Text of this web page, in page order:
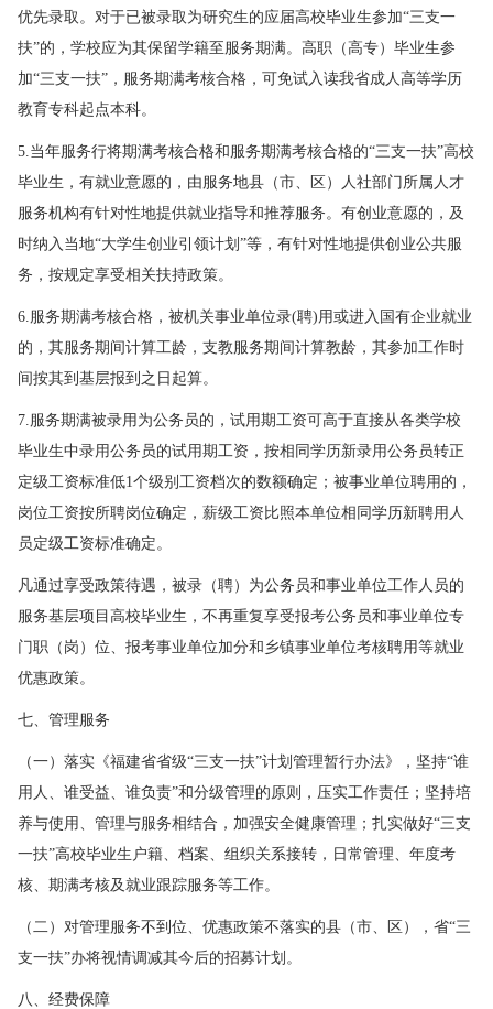
优先录取。对于已被录取为研究生的应届高校毕业生参加“三支一
扶”的，学校应为其保留学籍至服务期满。高职（高专）毕业生参
加“三支一扶”，服务期满考核合格，可免试入读我省成人高等学历
教育专科起点本科。
5.当年服务行将期满考核合格和服务期满考核合格的“三支一扶”高校
毕业生，有就业意愿的，由服务地县（市、区）人社部门所属人才
服务机构有针对性地提供就业指导和推荐服务。有创业意愿的，及
时纳入当地“大学生创业引领计划”等，有针对性地提供创业公共服
务，按规定享受相关扶持政策。
6.服务期满考核合格，被机关事业单位录(聘)用或进入国有企业就业
的，其服务期间计算工龄，支教服务期间计算教龄，其参加工作时
间按其到基层报到之日起算。
7.服务期满被录用为公务员的，试用期工资可高于直接从各类学校
毕业生中录用公务员的试用期工资，按相同学历新录用公务员转正
定级工资标准低1个级别工资档次的数额确定；被事业单位聘用的，
岗位工资按所聘岗位确定，薪级工资比照本单位相同学历新聘用人
员定级工资标准确定。
凡通过享受政策待遇，被录（聘）为公务员和事业单位工作人员的
服务基层项目高校毕业生，不再重复享受报考公务员和事业单位专
门职（岗）位、报考事业单位加分和乡镇事业单位考核聘用等就业
优惠政策。
七、管理服务
（一）落实《福建省省级“三支一扶”计划管理暂行办法》，坚持“谁
用人、谁受益、谁负责”和分级管理的原则，压实工作责任；坚持培
养与使用、管理与服务相结合，加强安全健康管理；扎实做好“三支
一扶”高校毕业生户籍、档案、组织关系接转，日常管理、年度考
核、期满考核及就业跟踪服务等工作。
（二）对管理服务不到位、优惠政策不落实的县（市、区），省“三
支一扶”办将视情调减其今后的招募计划。
八、经费保障